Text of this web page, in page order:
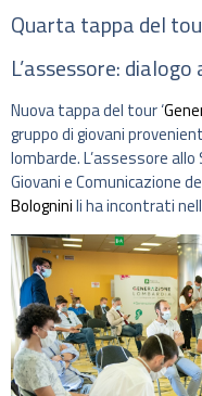
Quarta tappa del
L’assessore: dialogo
Nuova tappa del tour ‘
gruppo di giovani
lombarde. L’assessore
Giovani e Comunicazione
Bologninili ha incontrati